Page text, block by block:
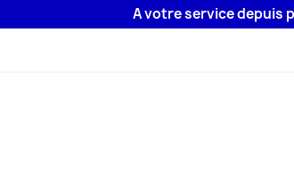
A votre service depuis plus